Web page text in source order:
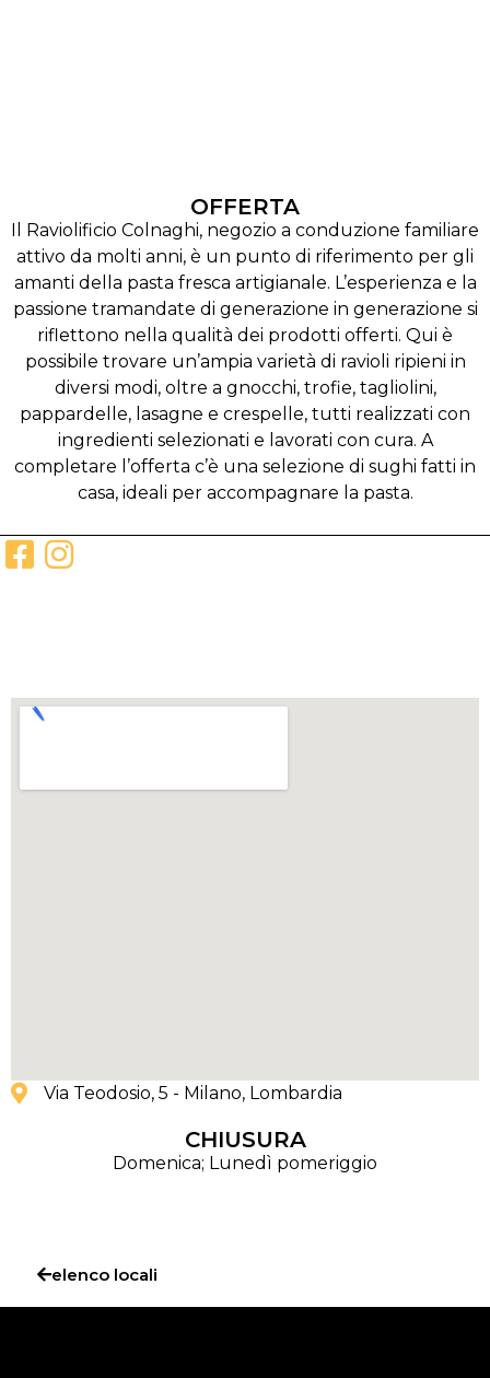
OFFERTA
Il Raviolificio Colnaghi, negozio a conduzione familiare
attivo da molti anni, è un punto di riferimento per gli
amanti della pasta fresca artigianale. L’esperienza e la
passione tramandate di generazione in generazione si
riflettono nella qualità dei prodotti offerti. Qui è
possibile trovare un’ampia varietà di ravioli ripieni in
diversi modi, oltre a gnocchi, trofie, tagliolini,
pappardelle, lasagne e crespelle, tutti realizzati con
ingredienti selezionati e lavorati con cura. A
completare l’offerta c’è una selezione di sughi fatti in
casa, ideali per accompagnare la pasta.
Via Teodosio, 5 - Milano, Lombardia
CHIUSURA
Domenica; Lunedì pomeriggio
elenco locali